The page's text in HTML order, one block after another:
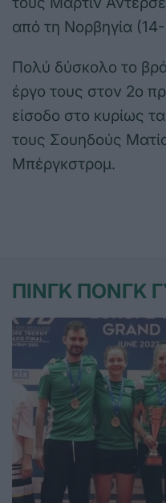
από τη Νορβηγία (14-
Πολύ δύσκολο το
έργο τους στον 2ο
είσοδο στο κυρίως
τους Σουηδούς
Μπέργκστρομ.
ΠΙΝΓΚ ΠΟΝΓΚ